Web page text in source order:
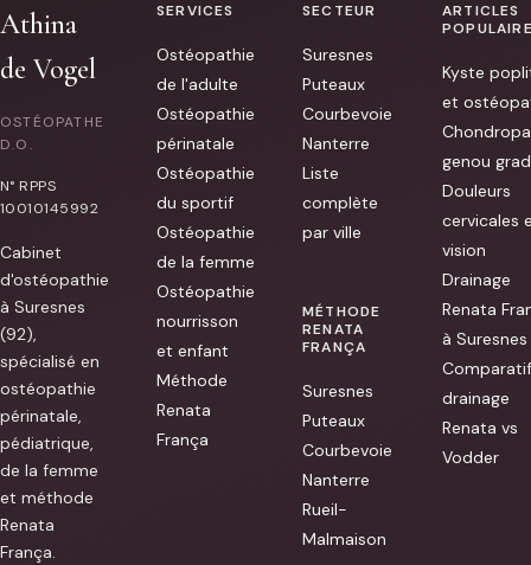
qualité
soins
aux
recommandations
post
séance
des
claires.
Athina
de Vogel
OSTÉOPATHE
D.O.
N° RPPS
10010145992
Cabinet
d'ostéopathie
à Suresnes
(92),
spécialisé en
ostéopathie
périnatale,
pédiatrique,
de la femme
et méthode
Renata
França.
SERVICES
Ostéopathie
de l'adulte
Ostéopathie
périnatale
Ostéopathie
du sportif
Ostéopathie
de la femme
Ostéopathie
nourrisson
et enfant
Méthode
Renata
França
SECTEUR
Suresnes
Puteaux
Courbevoie
Nanterre
Liste
complète
par ville
MÉTHODE
RENATA
FRANÇA
Suresnes
Puteaux
Courbevoie
Nanterre
Rueil-
Malmaison
ARTICLES
Kyste
et
genou
Douleurs
cervicales
vision
Drainage
Renata
à Suresnes
Comparatif
drainage
Renata vs
Vodder